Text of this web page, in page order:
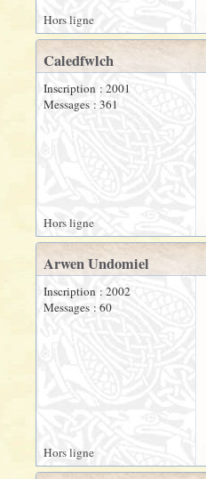
Hors ligne
Caledfwlch
Inscription : 2001
Messages : 361
Hors ligne
Arwen Undomiel
Inscription : 2002
Messages : 60
Hors ligne